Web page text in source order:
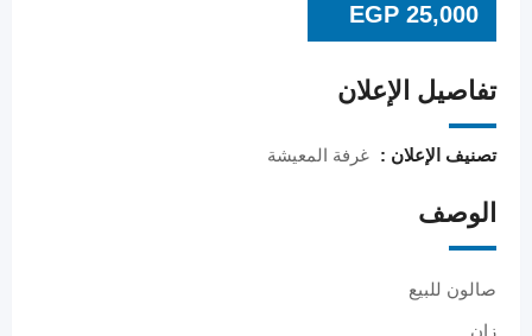
EGP 25,000
تفاصيل الإعلان
تصنيف الإعلان : غرفة المعيشة
الوصف
صالون للبيع
زان